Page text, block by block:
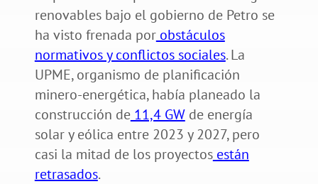
renovables bajo el gobierno de Petro se
ha visto frenada porobstáculos
normativos y conflictos sociales. La
UPME, organismo de planificación
minero-energética, había planeado la
construcción de11,4 GWde energía
solar y eólica entre 2023 y 2027, pero
casi la mitad de los proyectosestán
retrasados.